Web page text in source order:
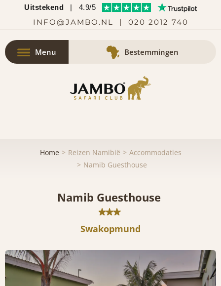
Uitstekend | 4.9/5
INFO@JAMBO.NL | 020 2012 740
Menu Bestemmingen
Home Reizen Namibië
Accommodaties
Namib Guesthouse
Namib Guesthouse
Swakopmund